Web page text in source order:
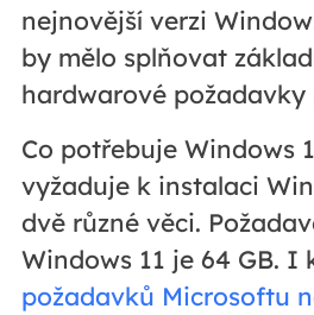
nejnovější verzi
by mělo splňovat
hardwarové požadavky
Co potřebuje Windows
vyžaduje k instalaci
dvě různé věci.
Windows 11 je 64 GB. I
požadavků Microsoftu